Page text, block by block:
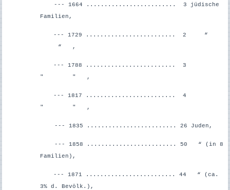
--- 1664 ......................... 3 jüdische
Familien,
--- 1729 ......................... 2 “
“ ,
--- 1788 ......................... 3
" " ,
--- 1817 ......................... 4
" " ,
--- 1835 ......................... 26 Juden,
--- 1858 ......................... 50 “ (in 8
Familien),
--- 1871 ......................... 44 “ (ca.
3% d. Bevölk.),